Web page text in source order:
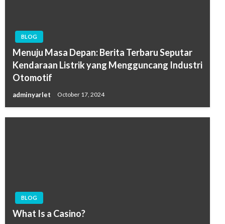
BLOG
Menuju Masa Depan: Berita Terbaru Seputar
Kendaraan Listrik yang Mengguncang Industri
Otomotif
adminyarlet October 17, 2024
BLOG
What Is a Casino?